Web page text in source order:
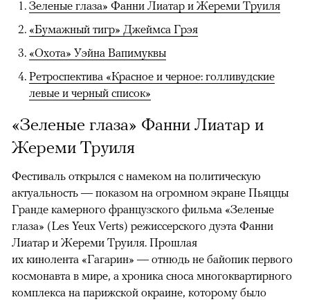
Зеленые глаза» Фанни Лиатар и Жереми Труиля
«Бумажный тигр» Джеймса Грэя
«Охота» Уэйна Вапимуквы
Ретроспектива «Красное и черное: голливудские
левые и черный список»
«Зеленые глаза» Фанни Лиатар и
Жереми Труиля
Фестиваль открылся с намеком на политическую
актуальность — показом на огромном экране Пьяццы
Гранде камерного французского фильма «Зеленые
глаза» (Les Yeux Verts) режиссерского дуэта Фанни
Лиатар и Жереми Труиля. Прошлая
их кинолента «Гагарин» — отнюдь не байопик первого
космонавта в мире, а хроника сноса многоквартирного
комплекса на парижской окраине, которому было